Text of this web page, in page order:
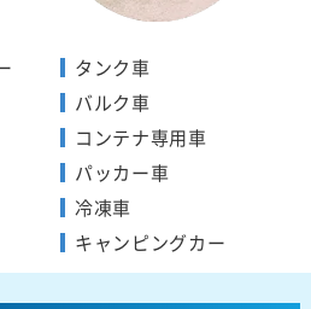
タンク車
バルク車
コンテナ専用車
パッカー車
冷凍車
キャンピングカー